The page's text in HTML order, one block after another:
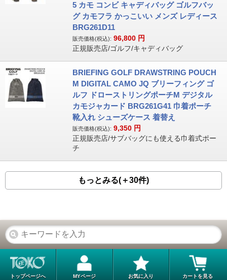
5 カモ コンビ キャディバッグ ゴルフバッ
グ カモフラ かっこいい メンズ レディース
BRG261D11
販売価格(税込): 96,800 円
正規販売店/ゴルフ/キャディバッグ
BRIEFING GOLF DRAWSTRING POUCH
M DIGITAL CAMO JQ ブリーフィング ゴ
ルフ ドローストリングポーチM デジタル
カモジャカード BRG261G41 巾着ポーチ
靴入れ シューズケース 着替え
販売価格(税込): 9,350 円
正規販売店/サブバッグにも使える巾着式ポー
チ
もっとみる(＋30件)
トップページへ MYページ お気に入り カートを見る